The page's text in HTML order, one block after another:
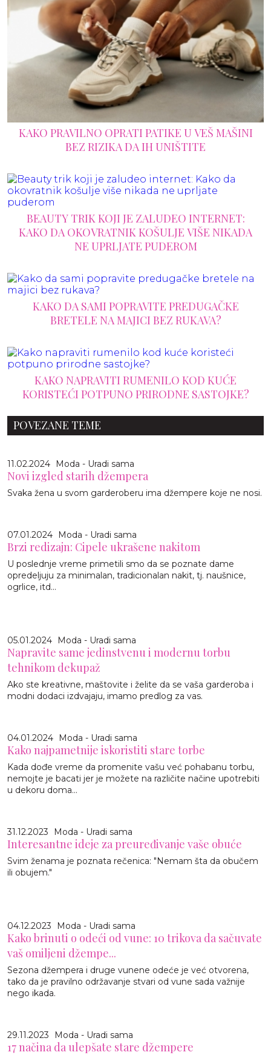
KAKO PRAVILNO OPRATI PATIKE U VEŠ MAŠINI
BEZ RIZIKA DA IH UNIŠTITE
BEAUTY TRIK KOJI JE ZALUDEO INTERNET:
KAKO DA OKOVRATNIK KOŠULJE VIŠE NIKADA
NE UPRLJATE PUDEROM
KAKO DA SAMI POPRAVITE PREDUGAČKE
BRETELE NA MAJICI BEZ RUKAVA?
KAKO NAPRAVITI RUMENILO KOD KUĆE
KORISTEĆI POTPUNO PRIRODNE SASTOJKE?
POVEZANE TEME
11.02.2024 Moda - Uradi sama
Novi izgled starih džempera
Svaka žena u svom garderoberu ima džempere koje ne nosi.
07.01.2024 Moda - Uradi sama
Brzi redizajn: Cipele ukrašene nakitom
U poslednje vreme primetili smo da se poznate dame
opredeljuju za minimalan, tradicionalan nakit, tj. naušnice,
ogrlice, itd...
05.01.2024 Moda - Uradi sama
Napravite same jedinstvenu i modernu torbu
tehnikom dekupaž
Ako ste kreativne, maštovite i želite da se vaša garderoba i
modni dodaci izdvajaju, imamo predlog za vas.
04.01.2024 Moda - Uradi sama
Kako najpametnije iskoristiti stare torbe
Kada dođe vreme da promenite vašu već pohabanu torbu,
nemojte je bacati jer je možete na različite načine upotrebiti
u dekoru doma...
31.12.2023 Moda - Uradi sama
Interesantne ideje za preuređivanje vaše obuće
Svim ženama je poznata rečenica: "Nemam šta da obučem
ili obujem."
04.12.2023 Moda - Uradi sama
Kako brinuti o odeći od vune: 10 trikova da sačuvate
vaš omiljeni džempe...
Sezona džempera i druge vunene odeće je već otvorena,
tako da je pravilno održavanje stvari od vune sada važnije
nego ikada.
29.11.2023 Moda - Uradi sama
17 načina da ulepšate stare džempere